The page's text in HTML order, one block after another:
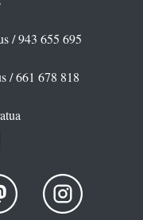
/ 943 655 695
/ 661 678 818